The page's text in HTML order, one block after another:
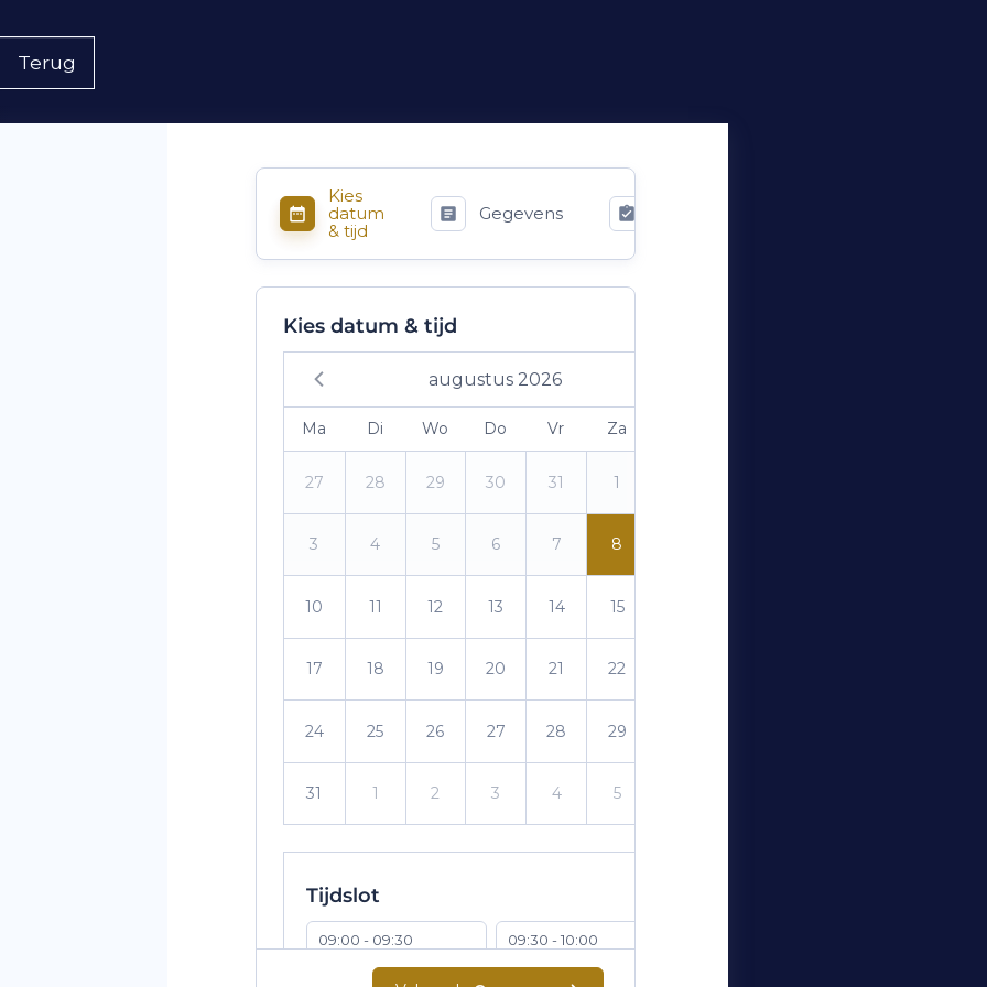
Terug
Kies
datum
& tijd
Gegevens
Kies datum & tijd
augustus 2026
Ma Di Wo Do Vr Za
27 28 29 30 31 1
3 4 5 6 7 8
10 11 12 13 14 15
17 18 19 20 21 22
24 25 26 27 28 29
31 1 2 3 4 5
Tijdslot
09:00 - 09:30 09:30 - 10:00